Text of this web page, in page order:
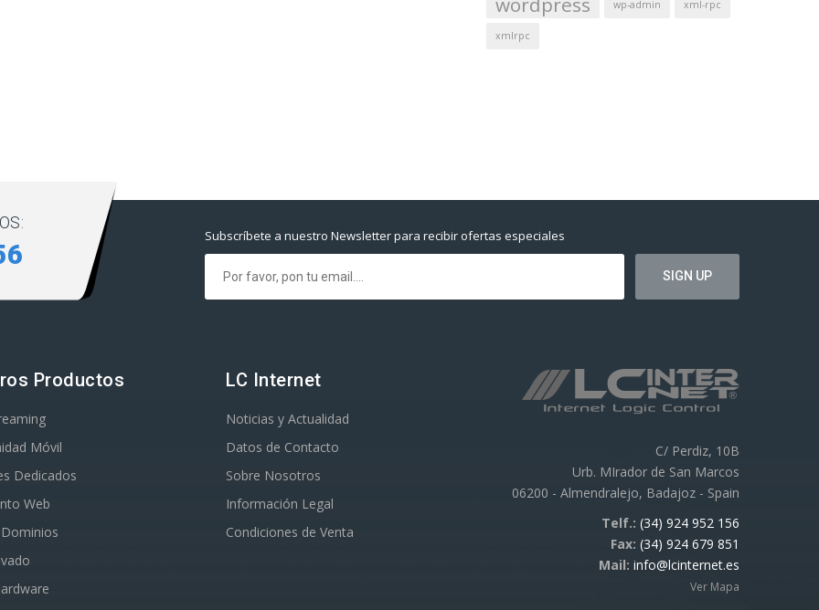
wp-admin xml-rpc
xmlrpc
Subscríbete a nuestro Newsletter para recibir ofertas especiales
Productos
Móvil
Dedicados
Web
LC Internet
Noticias y Actualidad
Datos de Contacto
Sobre Nosotros
Información Legal
Condiciones de Venta
C/ Perdiz, 10B
Urb. MIrador de San Marcos
06200 - Almendralejo, Badajoz - Spain
Telf.: (34) 924 952 156
Fax: (34) 924 679 851
Mail: info@lcinternet.es
Ver Mapa